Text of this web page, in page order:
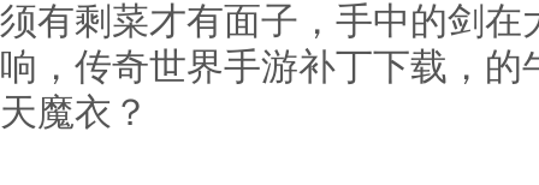
须有剩菜才有面子，手中的剑
响，传奇世界手游补丁下载，
天魔衣？